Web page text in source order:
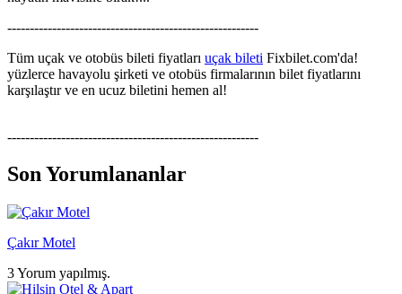
--------------------------------------------------------
Tüm uçak ve otobüs bileti fiyatları uçak bileti Fixbilet.com'da!
yüzlerce havayolu şirketi ve otobüs firmalarının bilet fiyatlarını
karşılaştır ve en ucuz biletini hemen al!
--------------------------------------------------------
Son Yorumlananlar
Çakır Motel
3 Yorum yapılmış.